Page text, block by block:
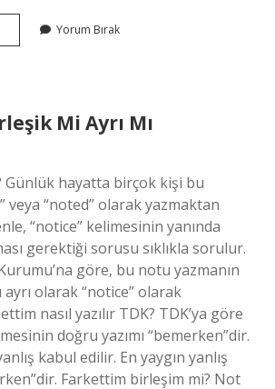
Sistemi
Yorum Bırak
Mi Ayrı Mı
Günlük hayatta birçok kişi bu
veya “noted” olarak yazmaktan
“notice” kelimesinin yanında
gerektiği sorusu sıklıkla sorulur.
göre, bu notu yazmanın
olarak “notice” olarak
nasıl yazılır TDK? TDK’ya göre
doğru yazımı “bemerken”dir.
kabul edilir. En yaygın yanlış
Farkettim birleşim mi? Not